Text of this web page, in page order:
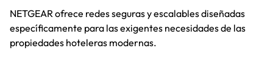
NETGEAR ofrece redes seguras y escalables diseñadas
específicamente para las exigentes necesidades de las
propiedades hoteleras modernas.​